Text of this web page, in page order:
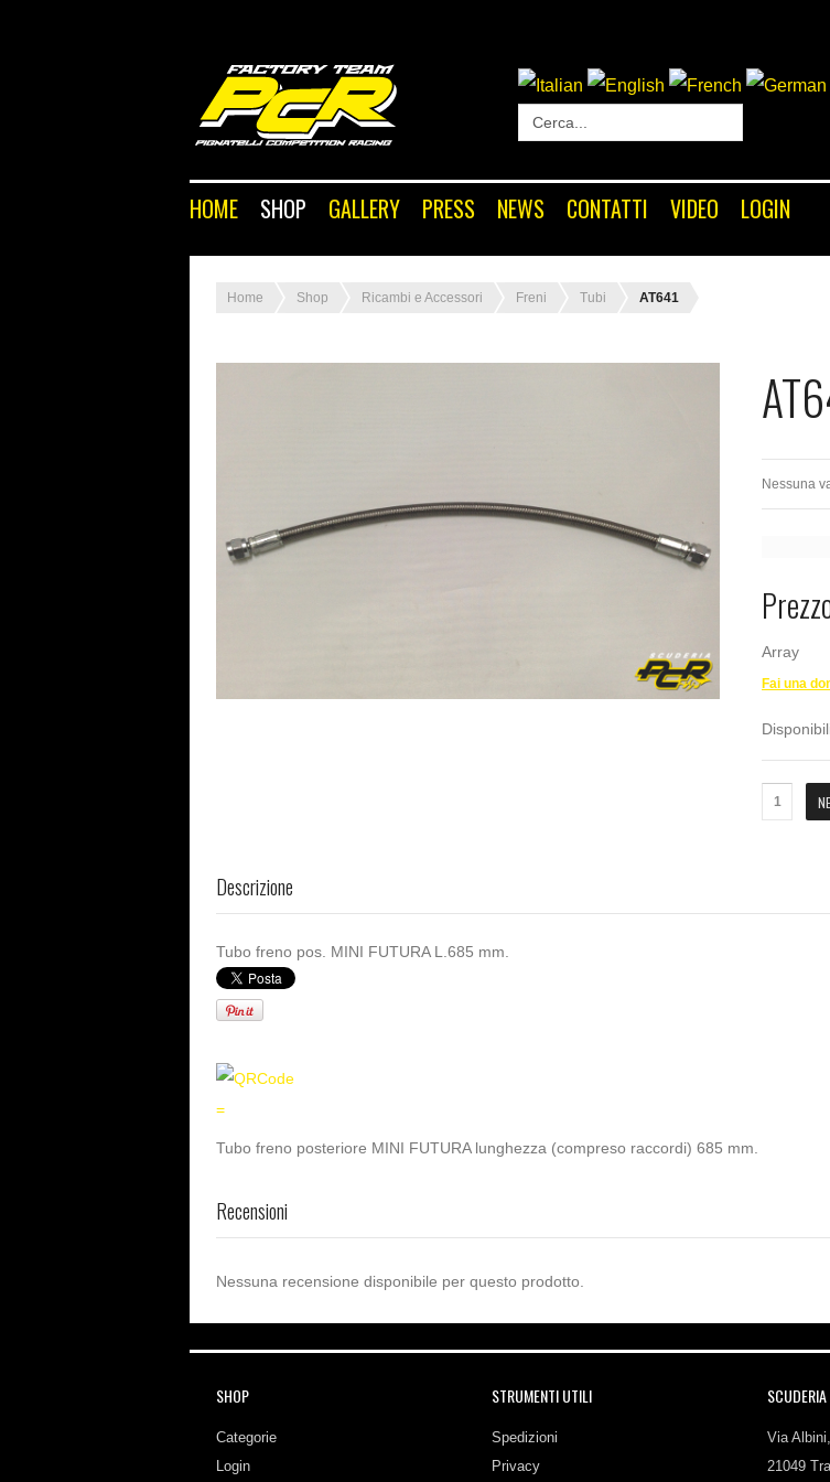
HOME SHOP GALLERY PRESS NEWS CONTATTI VIDEO LOGIN
Home Shop Ricambi e Accessori Freni Tubi AT641
Nessuna
Array
Fai una
Descrizione
Tubo freno pos. MINI FUTURA L.685 mm.
=
Tubo freno posteriore MINI FUTURA lunghezza (compreso raccordi) 685 mm.
Recensioni
Nessuna recensione disponibile per questo prodotto.
SHOP
Categorie
Login
STRUMENTI UTILI
Spedizioni
Privacy
Via
21049
Password
Nome utente dimenticato?